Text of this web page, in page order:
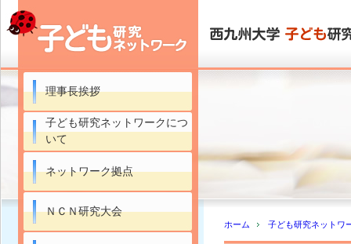
理事長挨拶
子ども研究ネットワークにつ
いて
ネットワーク拠点
ＮＣＮ研究大会
ホーム 子ども研究ネットワ